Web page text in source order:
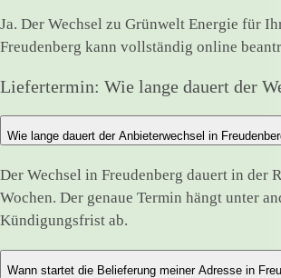
Ja. Der Wechsel zu Grünwelt Energie für
Freudenberg kann vollständig online
Liefertermin: Wie lange dauert der
Wie lange dauert der Anbieterwechsel in
Der Wechsel in Freudenberg dauert in der
Wochen. Der genaue Termin hängt unter
Kündigungsfrist ab.
Wann startet die Belieferung meiner Adresse in